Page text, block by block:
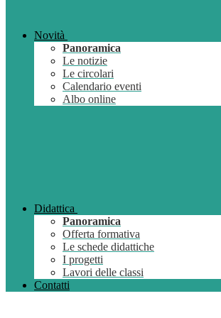
Novità
Panoramica
Le notizie
Le circolari
Calendario eventi
Albo online
Didattica
Panoramica
Offerta formativa
Le schede didattiche
I progetti
Lavori delle classi
Contatti